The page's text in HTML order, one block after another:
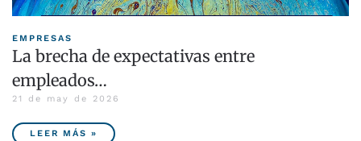
EMPRESAS
La brecha de expectativas entre
empleados…
21 de may de 2026
LEER MÁS »